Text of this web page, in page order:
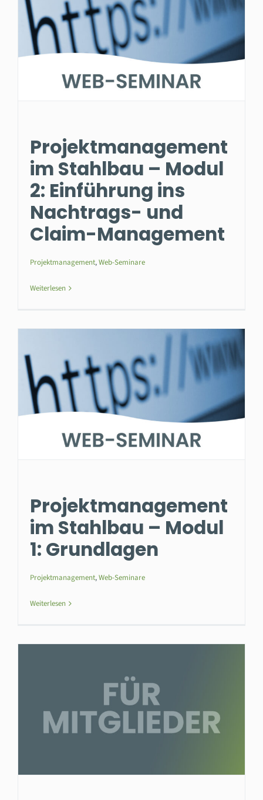
Projektmanagement
im Stahlbau – Modul
2: Einführung ins
Nachtrags- und
Claim-Management
Projektmanagement,Web-Seminare
Weiterlesen
Projektmanagement
im Stahlbau – Modul
1: Grundlagen
Projektmanagement,Web-Seminare
Weiterlesen